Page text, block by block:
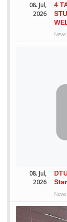
08. Jul,
2026
4
08. Jul,
2026